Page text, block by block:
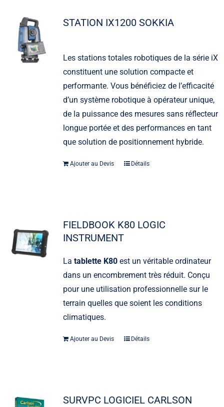
STATION IX1200 SOKKIA
Les stations totales robotiques de la série iX
constituent une solution compacte et
performante. Vous bénéficiez de l’efficacité
d’un système robotique à opérateur unique,
de la puissance des mesures sans réflecteur
longue portée et des performances en tant
que solution de positionnement hybride.
Ajouter au Devis Détails
FIELDBOOK K80 LOGIC
INSTRUMENT
La tablette K80est un véritable ordinateur
dans un encombrement très réduit. Conçu
pour une utilisation professionnelle sur le
terrain quelles que soient les conditions
climatiques.
Ajouter au Devis Détails
SURVPC LOGICIEL CARLSON